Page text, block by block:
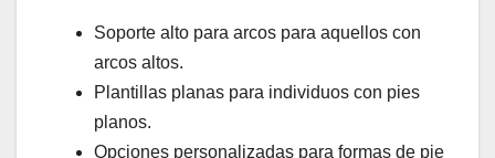
Soporte alto para arcos para aquellos con
arcos altos.
Plantillas planas para individuos con pies
planos.
Opciones personalizadas para formas de pie